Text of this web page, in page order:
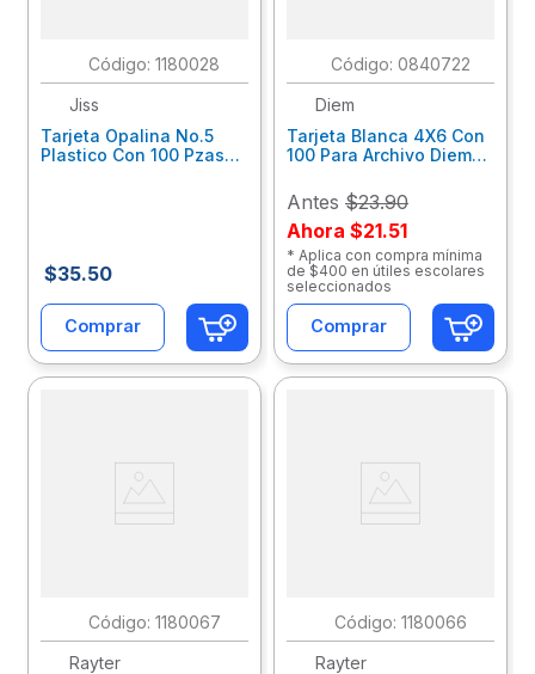
: 1180028
Jiss
Tarjeta Opalina No.5
Plastico Con 100 Pzas
$35.50
Comprar
: 0840722
Diem
Tarjeta Blanca 4X6 Con
100 Para Archivo Diem
Antes $23.90
Ahora $21.51
* Aplica con compra mínima
de $400 en útiles escolares
seleccionados
Comprar
: 1180067
Rayter
: 1180066
Rayter